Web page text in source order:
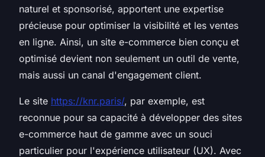
naturel et sponsorisé, apportent une expertise
précieuse pour optimiser la visibilité et les ventes
en ligne. Ainsi, un site e-commerce bien conçu et
optimisé devient non seulement un outil de vente,
mais aussi un canal d'engagement client.
Le site https://knr.paris/, par exemple, est
reconnue pour sa capacité à développer des sites
e-commerce haut de gamme avec un souci
particulier pour l'expérience utilisateur (UX). Avec